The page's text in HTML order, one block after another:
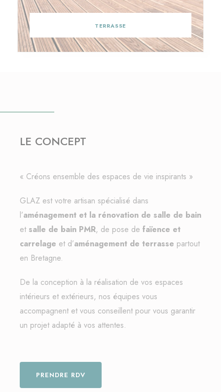
TERRASSE
LE CONCEPT
« Créons ensemble des espaces de vie inspirants »
GLAZ est votre artisan spécialisé dans
l’aménagement et la rénovation de salle de bain
et salle de bain PMR, de pose de faïence et
carrelage et d’aménagement de terrasse partout
en Bretagne.
De la conception à la réalisation de vos espaces
intérieurs et extérieurs, nos équipes vous
accompagnent et vous conseillent pour vous garantir
un projet adapté à vos attentes.
PRENDRE RDV